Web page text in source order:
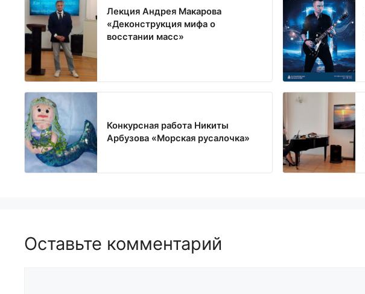
Лекция Андрея Макарова
«Деконструкция мифа о
восстании масс»
Конкурсная работа Никиты
Арбузова «Морская русалочка»
Оставьте комментарий